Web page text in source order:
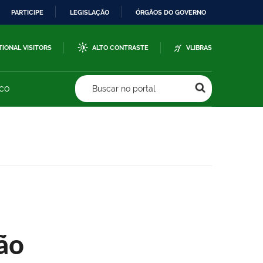
PARTICIPE LEGISLAÇÃO ÓRGÃOS DO GOVERNO
VISITORS ALTO CONTRASTE VLIBRAS
Buscar no portal